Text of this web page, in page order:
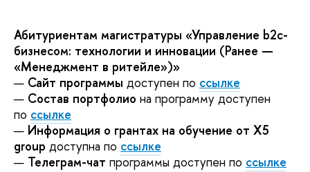
Абитуриентам магистратуры «Управление b2c-
бизнесом: технологии и инновации (Ранее —
«Менеджмент в ритейле»)»
— Сайт программы доступен по ссылке
— Состав портфолио на программу доступен
по ссылке
— Информация о грантах на обучение от X5
group доступна по ссылке
— Телеграм-чат программы доступен по ссылке